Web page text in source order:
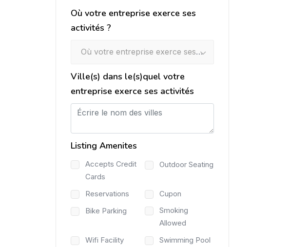
Où votre entreprise exerce ses
activités ?
Où votre entreprise exerce ses activités ?
Ville(s) dans le(s)quel votre
entreprise exerce ses activités
Listing Amenites
Accepts Credit
Cards
Outdoor Seating
Reservations
Cupon
Bike Parking
Smoking
Allowed
Wifi Facility
Swimming Pool